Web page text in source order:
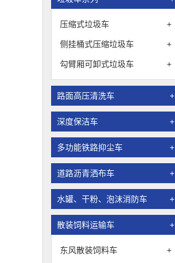
压缩式垃圾车 +
侧挂桶式压缩垃圾车 +
勾臂厢可卸式垃圾车 +
路面高压清洗车 +
深度保洁车 +
多功能铁路抑尘车 +
道路沥青洒布车 +
水罐、干粉、泡沫消防车 +
散装饲料运输车 +
东风散装饲料车 +